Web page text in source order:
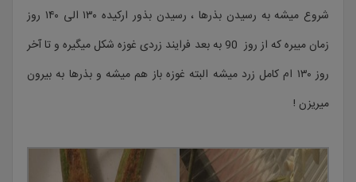
شروع میشه به رسیدن بذرها ، رسیدن بذور ارکیده ۱۳۰ الی ۱۴۰ روز
زمان میبره که از روز 90 به بعد فرایند زردی غوزه شکل میگیره و تا آخر
روز ۱۳۰ ام کامل زرد میشه البته غوزه باز هم میشه و بذرها به بیرون
میریزن !